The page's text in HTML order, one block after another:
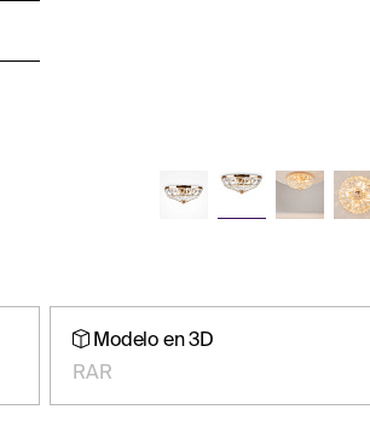
Modelo en 3D
RAR